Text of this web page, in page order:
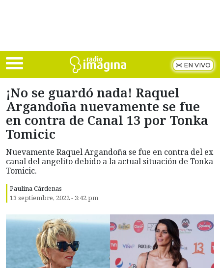
EN VIVO
¡No se guardó nada! Raquel
Argandoña nuevamente se fue
en contra de Canal 13 por Tonka
Tomicic
Nuevamente Raquel Argandoña se fue en contra del ex
canal del angelito debido a la actual situación de Tonka
Tomicic.
Paulina Cárdenas
13 septiembre, 2022 - 3:42 pm